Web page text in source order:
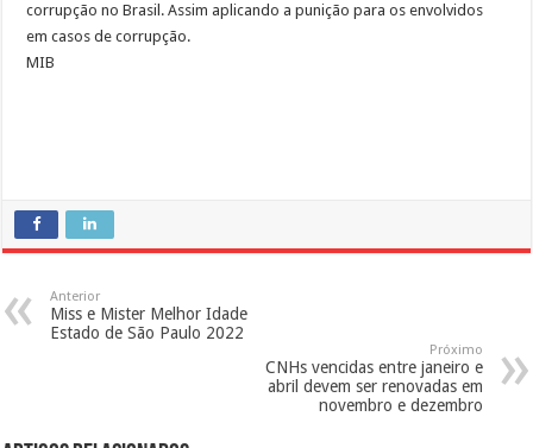
corrupção no Brasil. Assim aplicando a punição para os envolvidos
em casos de corrupção.
MIB
Anterior
Miss e Mister Melhor Idade
Estado de São Paulo 2022
Próximo
CNHs vencidas entre janeiro e
abril devem ser renovadas em
novembro e dezembro